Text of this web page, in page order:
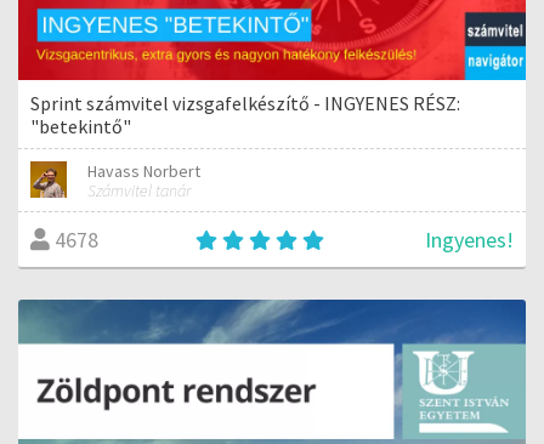
Sprint számvitel vizsgafelkészítő - INGYENES RÉSZ:
"betekintő"
Havass Norbert
Számvitel tanár
4678 Ingyenes!